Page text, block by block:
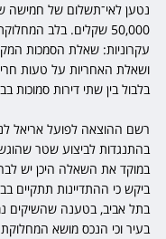
נטען לאי־תשלום של חמישה
50,000 שקלים. בלב
עקרוניות: שאלת הסמכות
ושאלת האחריות על טעות
בלבול בין שתי דירות סמוכות
רשם ההוצאה לפועל אריאל
בהתנגדות לביצוע שטר
במוקד את השאלה היכן יש
ביקש כי ההתדיינות תתקיים
בתל אביב, בטענה שהשיקים
בעיר וכי הנכס מושא